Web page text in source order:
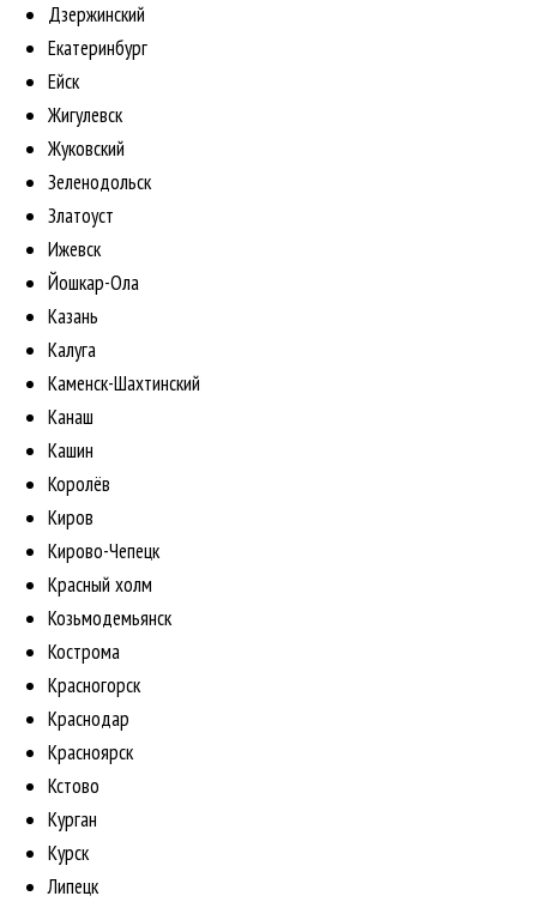
Дзержинский
Екатеринбург
Ейск
Жигулевск
Жуковский
Зеленодольск
Златоуст
Ижевск
Йошкар-Ола
Казань
Калуга
Каменск-Шахтинский
Канаш
Кашин
Королёв
Киров
Кирово-Чепецк
Красный холм
Козьмодемьянск
Кострома
Красногорск
Краснодар
Красноярск
Кстово
Курган
Курск
Липецк